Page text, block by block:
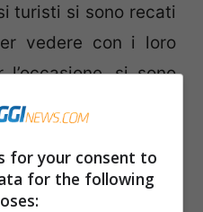
turisti si sono recati
vedere con i loro
si sono
alla carcassa
In rete sono state
amanti del cattivo
immediatamente
for your consent to
for the following